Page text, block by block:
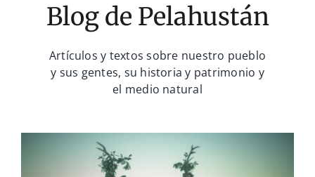
Blog de Pelahustán
Artículos y textos sobre nuestro pueblo
y sus gentes, su historia y patrimonio y
el medio natural